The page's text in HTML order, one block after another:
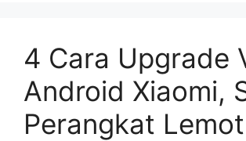
4 Cara Upgrade
Android Xiaomi,
Perangkat Lemot